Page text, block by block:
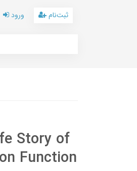
ورود ثبت‌نام
Story of
Function